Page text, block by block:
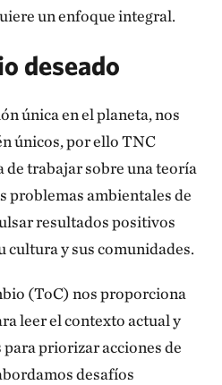
un enfoque integral.
deseado
única en el plane­ta, nos
únicos, por ello TNC
de traba­jar sobre una teoría
problemas ambientales de
resultados positivos
cultura y sus comunidades.
(ToC) nos propor­ciona
leer el contexto actual y
priorizar acciones de
desafíos